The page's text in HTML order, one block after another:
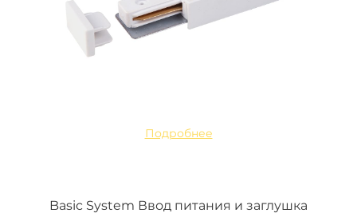
Подробнее
Basic System Ввод питания и заглушка